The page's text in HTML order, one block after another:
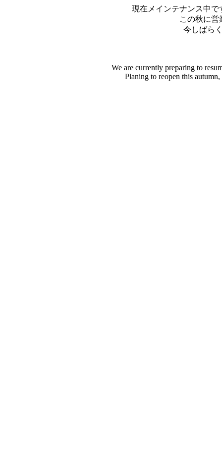
現在メインテナンス中
この秋に営
今しばら
We are currently preparing to
Planing to reopen this